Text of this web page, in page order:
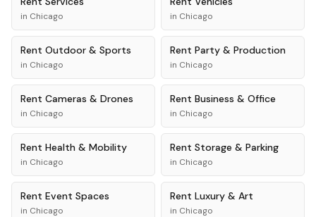
in Chicago in Chicago
Rent Outdoor & Sports
in Chicago
Rent Party & Production
in Chicago
Rent Cameras & Drones
in Chicago
Rent Business & Office
in Chicago
Rent Health & Mobility
in Chicago
Rent Storage & Parking
in Chicago
Rent Event Spaces
in Chicago
Rent Luxury & Art
in Chicago